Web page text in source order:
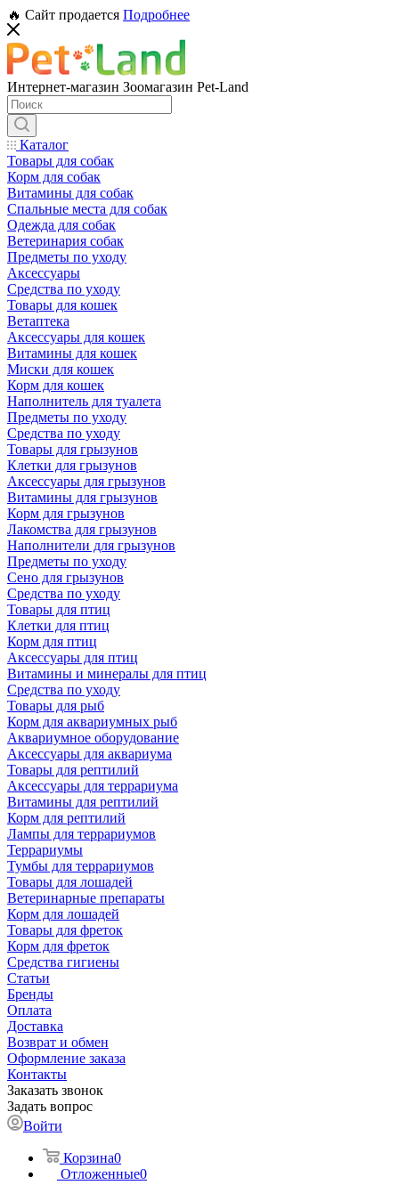
🔥 Сайт продается Подробнее
Интернет-магазин Зоомагазин Pet-Land
Каталог
Товары для собак
Корм для собак
Витамины для собак
Спальные места для собак
Одежда для собак
Ветеринария собак
Предметы по уходу
Аксессуары
Средства по уходу
Товары для кошек
Ветаптека
Аксессуары для кошек
Витамины для кошек
Миски для кошек
Корм для кошек
Наполнитель для туалета
Предметы по уходу
Средства по уходу
Товары для грызунов
Клетки для грызунов
Аксессуары для грызунов
Витамины для грызунов
Корм для грызунов
Лакомства для грызунов
Наполнители для грызунов
Предметы по уходу
Сено для грызунов
Средства по уходу
Товары для птиц
Клетки для птиц
Корм для птиц
Аксессуары для птиц
Витамины и минералы для птиц
Средства по уходу
Товары для рыб
Корм для аквариумных рыб
Аквариумное оборудование
Аксессуары для аквариума
Товары для рептилий
Аксессуары для террариума
Витамины для рептилий
Корм для рептилий
Лампы для террариумов
Террариумы
Тумбы для террариумов
Товары для лошадей
Ветеринарные препараты
Корм для лошадей
Товары для фреток
Корм для фреток
Средства гигиены
Статьи
Бренды
Оплата
Доставка
Возврат и обмен
Оформление заказа
Контакты
Заказать звонок
Задать вопрос
Войти
Корзина0
Отложенные0